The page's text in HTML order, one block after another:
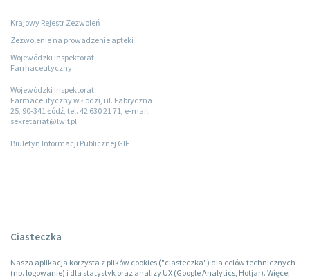
Krajowy Rejestr Zezwoleń
Zezwolenie na prowadzenie apteki
Wojewódzki Inspektorat
Farmaceutyczny
Wojewódzki Inspektorat
Farmaceutyczny w Łodzi, ul. Fabryczna
25, 90-341 Łódź, tel. 42 630 21 71, e-mail:
sekretariat@lwif.pl
Biuletyn Informacji Publicznej GIF
Ciasteczka
Nasza aplikacja korzysta z plików cookies ("ciasteczka") dla celów technicznych
(np. logowanie) i dla statystyk oraz analizy UX (Google Analytics, Hotjar). Więcej